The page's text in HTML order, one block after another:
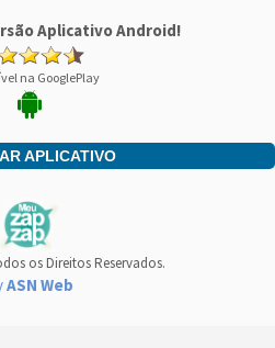
Aplicativo Android!
na GooglePlay
APLICATIVO
os Direitos Reservados.
ASN Web